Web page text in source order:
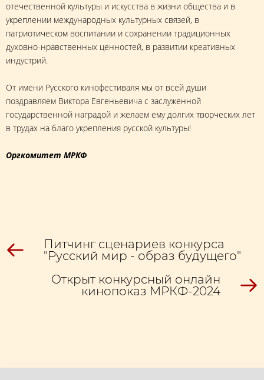
отечественной культуры и искусства в жизни общества и в
укреплении международных культурных связей, в
патриотическом воспитании и сохранении традиционных
духовно-нравственных ценностей, в развитии креативных
индустрий.
От имени Русского кинофестиваля мы от всей души
поздравляем Виктора Евгеньевича с заслуженной
государственной наградой и желаем ему долгих творческих лет
в трудах на благо укрепления русской культуры!
Оргкомитет МРКФ
Питчинг сценариев конкурса
"Русский мир - образ будущего"
Открыт конкурсный онлайн
кинопоказ МРКФ-2024